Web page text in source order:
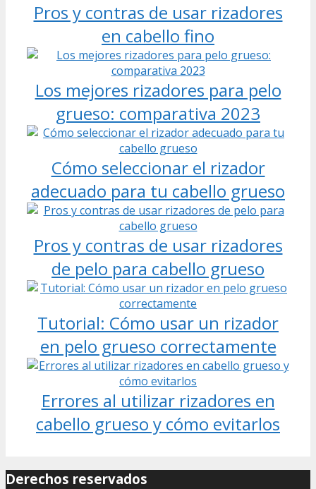
Pros y contras de usar rizadores
en cabello fino
Los mejores rizadores para pelo
grueso: comparativa 2023
Cómo seleccionar el rizador
adecuado para tu cabello grueso
Pros y contras de usar rizadores
de pelo para cabello grueso
Tutorial: Cómo usar un rizador
en pelo grueso correctamente
Errores al utilizar rizadores en
cabello grueso y cómo evitarlos
Derechos reservados